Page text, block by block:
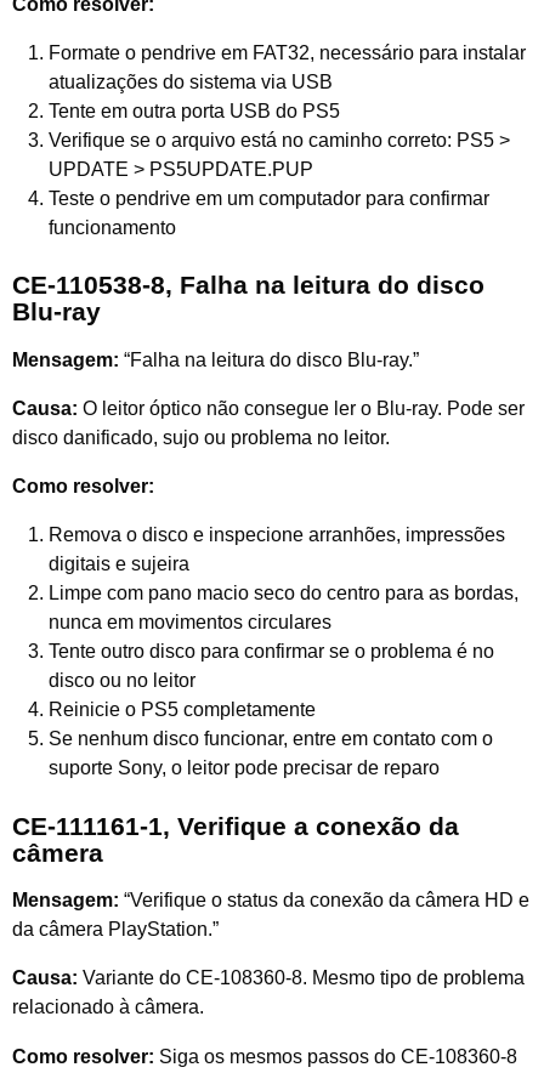
Formate o pendrive em FAT32, necessário para instalar
atualizações do sistema via USB
Tente em outra porta USB do PS5
Verifique se o arquivo está no caminho correto: PS5 >
UPDATE > PS5UPDATE.PUP
Teste o pendrive em um computador para confirmar
funcionamento
CE-110538-8, Falha na leitura do disco
Blu-ray
Mensagem: “Falha na leitura do disco Blu-ray.”
Causa: O leitor óptico não consegue ler o Blu-ray. Pode ser
disco danificado, sujo ou problema no leitor.
Como resolver:
Remova o disco e inspecione arranhões, impressões
digitais e sujeira
Limpe com pano macio seco do centro para as bordas,
nunca em movimentos circulares
Tente outro disco para confirmar se o problema é no
disco ou no leitor
Reinicie o PS5 completamente
Se nenhum disco funcionar, entre em contato com o
suporte Sony, o leitor pode precisar de reparo
CE-111161-1, Verifique a conexão da
câmera
Mensagem: “Verifique o status da conexão da câmera HD e
da câmera PlayStation.”
Causa: Variante do CE-108360-8. Mesmo tipo de problema
relacionado à câmera.
Como resolver: Siga os mesmos passos do CE-108360-8